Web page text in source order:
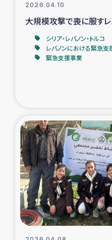
アグロフォレス
2026.04.10
大規模攻撃で喪に服すレ
シリア・レバノン・トルコ
レバノンにおける緊急支
緊急支援事業